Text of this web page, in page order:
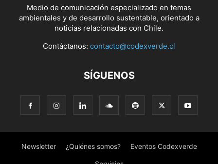
Medio de comunicación especializado en temas
ambientales y de desarrollo sustentable, orientado a
noticias relacionadas con Chile.
Contáctanos: contacto@codexverde.cl
SÍGUENOS
Newsletter ¿Quiénes somos? Eventos Codexverde